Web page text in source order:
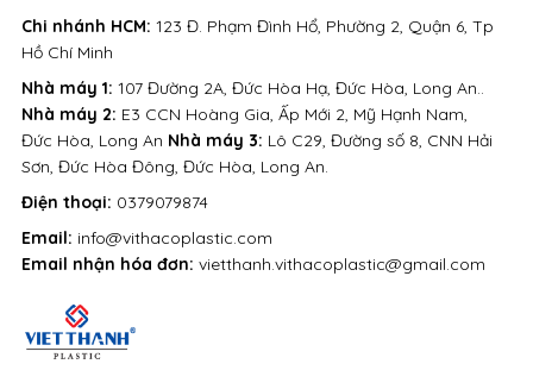
Điện thoại: 0379079874
Email: info@vithacoplastic.com
Email nhận hóa đơn: vietthanh.vithacoplastic@gmail.com
Nhà máy 1: 107 Đường 2A, Đức Hòa Hạ, Đức Hòa, Long An..
Nhà máy 2: E3 CCN Hoàng Gia, Ấp Mới 2, Mỹ Hạnh Nam,
Đức Hòa, Long An Nhà máy 3: Lô C29, Đường số 8, CNN Hải
Sơn, Đức Hòa Đông, Đức Hòa, Long An.
Chi nhánh HCM: 123 Đ. Phạm Đình Hổ, Phường 2, Quận 6, Tp
Hồ Chí Minh